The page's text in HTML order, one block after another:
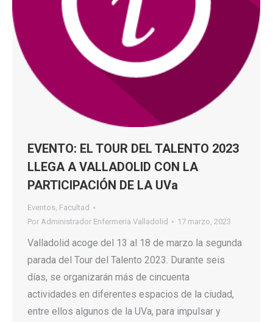
EVENTO: EL TOUR DEL TALENTO 2023
LLEGA A VALLADOLID CON LA
PARTICIPACIÓN DE LA UVa
Eventos, Facultad
Por Administrador Enfermeria Valladolid 17 marzo, 2023
Valladolid acoge del 13 al 18 de marzo la segunda
parada del Tour del Talento 2023. Durante seis
días, se organizarán más de cincuenta
actividades en diferentes espacios de la ciudad,
entre ellos algunos de la UVa, para impulsar y